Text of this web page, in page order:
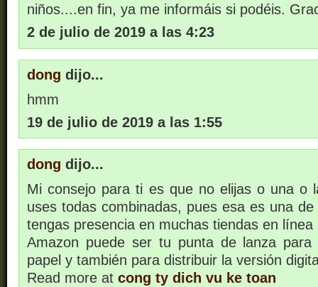
niños....en fin, ya me informáis si podéis.
2 de julio de 2019 a las 4:23
dong dijo...
hmm
19 de julio de 2019 a las 1:55
dong dijo...
Mi consejo para ti es que no elijas o una o
uses todas combinadas, pues esa es una
tengas presencia en muchas tiendas en
Amazon puede ser tu punta de lanza
papel y también para distribuir la versión
Read more at cong ty dich vu ke toan